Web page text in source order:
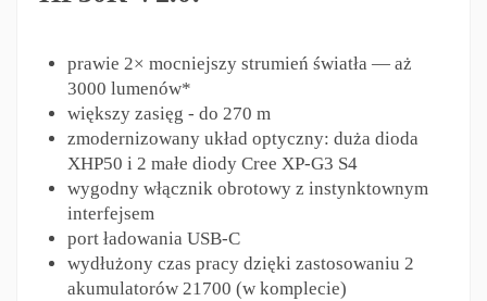
prawie 2× mocniejszy strumień światła — aż
3000 lumenów*
większy zasięg - do 270 m
zmodernizowany układ optyczny: duża dioda
XHP50 i 2 małe diody Cree XP-G3 S4
wygodny włącznik obrotowy z instynktownym
interfejsem
port ładowania USB-C
wydłużony czas pracy dzięki zastosowaniu 2
akumulatorów 21700 (w komplecie)